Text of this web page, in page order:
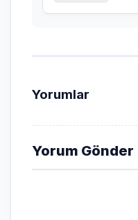
Yorumlar
Yorum Gönder